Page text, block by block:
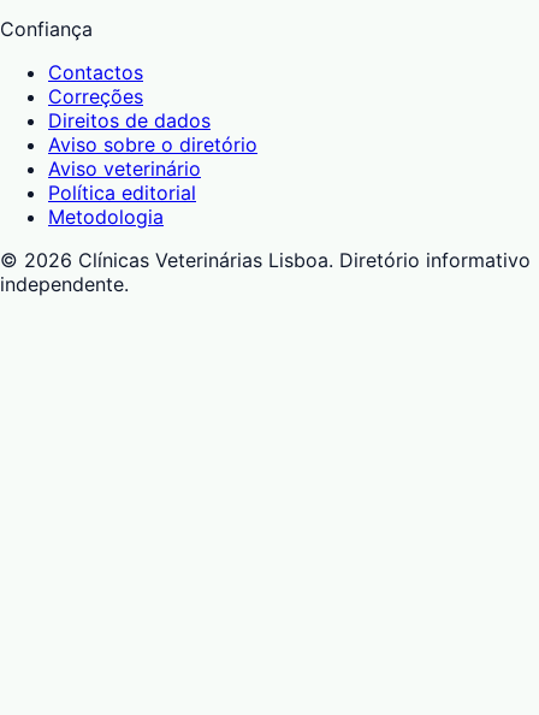
Confiança
Contactos
Correções
Direitos de dados
Aviso sobre o diretório
Aviso veterinário
Política editorial
Metodologia
© 2026 Clínicas Veterinárias Lisboa. Diretório informativo
independente.